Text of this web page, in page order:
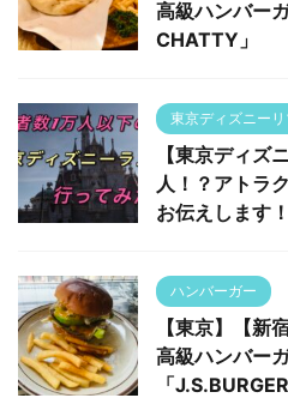
高級ハンバー
CHATTY」
東京ディズニーリ
【東京ディズ
人！？アトラ
お伝えします！
ハンバーガー
【東京】【新
高級ハンバー
「